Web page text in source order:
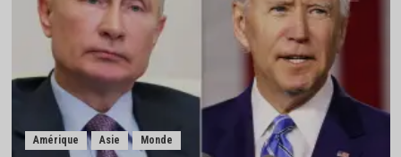
Amérique Asie Monde